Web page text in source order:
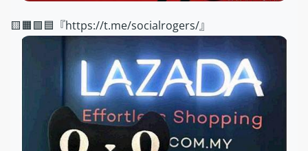
🟨🟧🟩🟦『https://t.me/socialrogers/』